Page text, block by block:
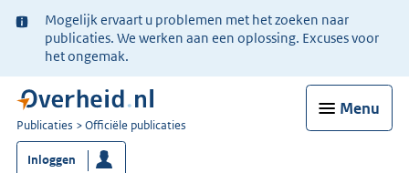
Ter
informatie:
Mogelijk ervaart u problemen met het zoeken naar
publicaties. We werken aan een oplossing. Excuses voor
het ongemak.
Menu
U
bent
nu
Publicaties Officiële publicaties
Inloggen